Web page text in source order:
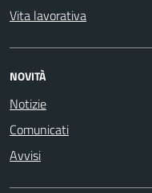
Vita lavorativa
NOVITÀ
Notizie
Comunicati
Avvisi